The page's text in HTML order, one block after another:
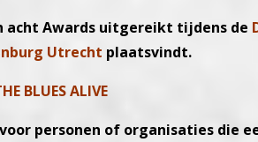
acht Awards uitgereikt tijdens de
Utrecht plaatsvindt.
BLUES ALIVE
personen of organisaties die